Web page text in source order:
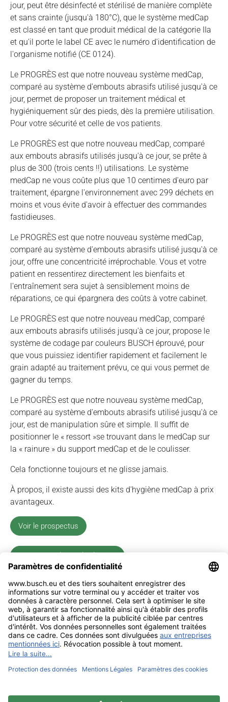
jour, peut être désinfecté et stérilisé de manière complète
et sans crainte (jusqu'à 180°C), que le système medCap
est classé en tant que produit médical de la catégorie IIa
et qu'il porte le label CE avec le numéro d'identification de
l'organisme notifié (CE 0124).
Le PROGRÈS est que notre nouveau système medCap,
comparé au système d'embouts abrasifs utilisé jusqu'à ce
jour, permet de proposer un traitement médical et
hygiéniquement sûr des pieds, dès la première utilisation.
Pour votre sécurité et celle de vos patients.
Le PROGRÈS est que notre nouveau medCap, comparé
aux embouts abrasifs utilisés jusqu'à ce jour, se prête à
plus de 300 (trois cents !!) utilisations. Le système
medCap ne vous coûte plus que 10 centimes d'euro par
traitement, épargne l'environnement avec 299 déchets en
moins et vous évite d'avoir à effectuer des commandes
fastidieuses.
Le PROGRÈS est que notre nouveau système medCap,
comparé au système d'embouts abrasifs utilisé jusqu'à ce
jour, offre une concentricité irréprochable. Vous et votre
patient en ressentirez directement les bienfaits et
l'entraînement sera sujet à sensiblement moins de
réparations, ce qui épargnera des coûts à votre cabinet.
Le PROGRÈS est que notre nouveau medCap, comparé
aux embouts abrasifs utilisés jusqu'à ce jour, propose le
système de codage par couleurs BUSCH éprouvé, pour
que vous puissiez identifier rapidement et facilement le
grain adapté au traitement prévu, ce qui vous permet de
gagner du temps.
Le PROGRÈS est que notre nouveau système medCap,
comparé au système d'embouts abrasifs utilisé jusqu'à ce
jour, est de manipulation sûre et simple. Il suffit de
positionner le « ressort »se trouvant dans le medCap sur
la « rainure » du support medCap et de le coulisser.
Cela fonctionne toujours et ne glisse jamais.
À propos, il existe aussi des kits d'hygiène medCap à prix
avantageux.
Voir le prospectus
Recommendation d'utilisation
Mentions légales
Unterkaltenbach 17-27 | D - 51766
mail@busch.eu